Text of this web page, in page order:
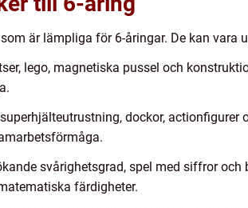
är lämpliga för 6-åringar. De kan vara
lego, magnetiska pussel och
dockor,
svårighetsgrad, spel med siffror
färdigheter.